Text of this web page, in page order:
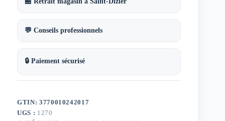
💬 Conseils professionnels
🔒 Paiement sécurisé
GTIN: 3770010242017
UGS : 1270